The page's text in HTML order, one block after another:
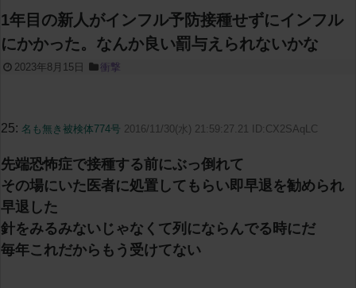
1年目の新人がインフル予防接種せずにインフル
にかかった。なんか良い罰与えられないかな
2023年8月15日 衝撃
25: 名も無き被検体774号 2016/11/30(水) 21:59:27.21 ID:CX2SAqLC
先端恐怖症で接種する前にぶっ倒れて
その場にいた医者に処置してもらい即早退を勧められ
早退した
針をみるみないじゃなくて列にならんでる時にだ
毎年これだからもう受けてない